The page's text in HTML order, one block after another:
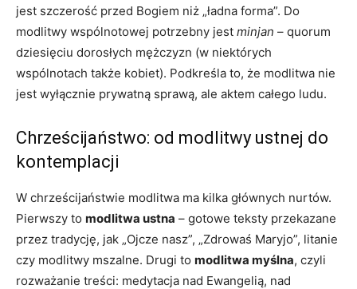
jest szczerość przed Bogiem niż „ładna forma”. Do
modlitwy wspólnotowej potrzebny jest minjan – quorum
dziesięciu dorosłych mężczyzn (w niektórych
wspólnotach także kobiet). Podkreśla to, że modlitwa nie
jest wyłącznie prywatną sprawą, ale aktem całego ludu.
Chrześcijaństwo: od modlitwy ustnej do
kontemplacji
W chrześcijaństwie modlitwa ma kilka głównych nurtów.
Pierwszy to modlitwa ustna – gotowe teksty przekazane
przez tradycję, jak „Ojcze nasz”, „Zdrowaś Maryjo”, litanie
czy modlitwy mszalne. Drugi to modlitwa myślna, czyli
rozważanie treści: medytacja nad Ewangelią, nad